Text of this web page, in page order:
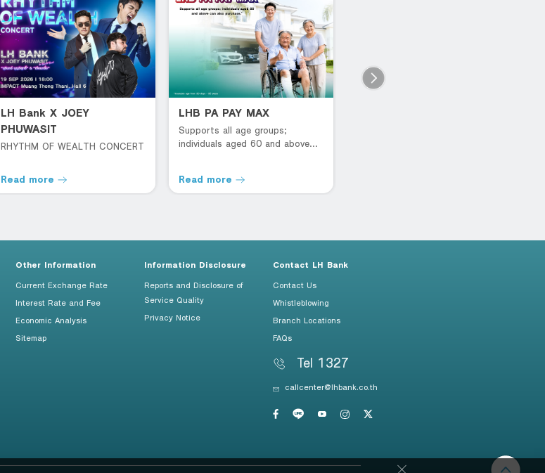
LH Bank X JOEY
PHUWASIT
RHYTHM OF WEALTH CONCERT
Read more
LHB PA PAY MAX
Supports all age groups;
individuals aged 60 and above
Read more
Other Information
Current Exchange Rate
Interest Rate and Fee
Economic Analysis
Sitemap
Information Disclosure
Reports and Disclosure of
Service Quality
Privacy Notice
Contact LH Bank
Contact Us
Whistleblowing
Branch Locations
FAQs
Tel 1327
callcenter@lhbank.co.th